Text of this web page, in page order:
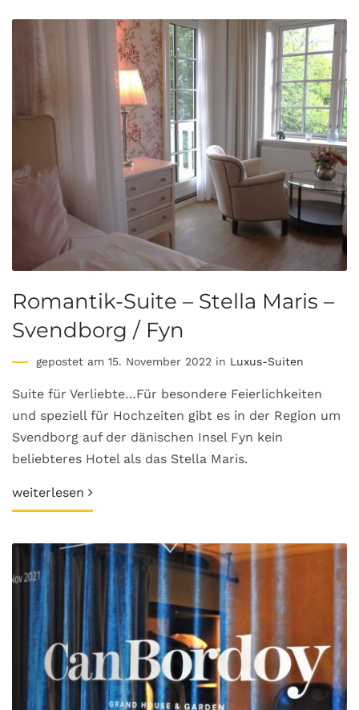
Romantik-Suite – Stella Maris –
Svendborg / Fyn
gepostet am 15. November 2022 in Luxus-Suiten
Suite für Verliebte…Für besondere Feierlichkeiten
und speziell für Hochzeiten gibt es in der Region um
Svendborg auf der dänischen Insel Fyn kein
beliebteres Hotel als das Stella Maris.
weiterlesen